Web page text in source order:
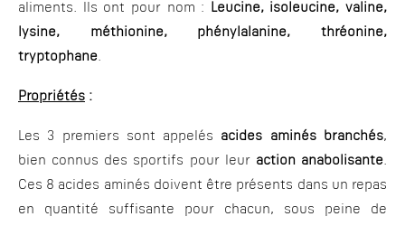
aliments. Ils ont pour nom :
Leucine, isoleucine, valine,
lysine, méthionine, phénylalanine, thréonine,
tryptophane.
Propriétés :
Les 3 premiers sont appelés acides aminés branchés,
bien connus des sportifs pour leuraction anabolisante.
Ces 8 acides aminés doivent être présents dans un repas
en quantité suffisante pour chacun, sous peine de